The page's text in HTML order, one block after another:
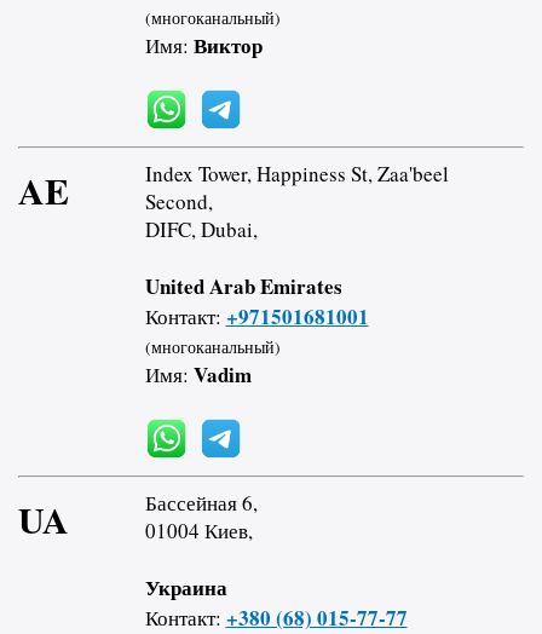
(многоканальный)
Имя: Виктор
AE
Index Tower, Happiness St, Zaa'beel
Second,
DIFC, Dubai,
United Arab Emirates
Контакт: +971501681001
(многоканальный)
Имя: Vadim
UA
Бассейная 6,
01004 Киев,
Украина
Контакт: +380 (68) 015-77-77